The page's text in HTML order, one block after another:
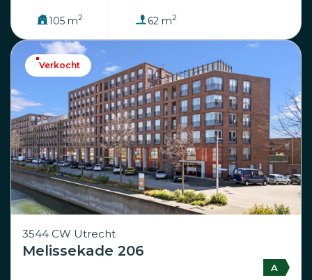
105 m2 62 m2
3544 CW Utrecht
Melissekade 206
A
Verkocht